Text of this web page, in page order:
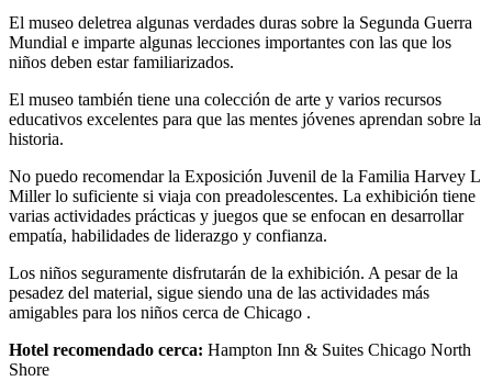
El museo deletrea algunas verdades duras sobre la Segunda Guerra
Mundial e imparte algunas lecciones importantes con las que los
niños deben estar familiarizados.
El museo también tiene una colección de arte y varios recursos
educativos excelentes para que las mentes jóvenes aprendan sobre la
historia.
No puedo recomendar la Exposición Juvenil de la Familia Harvey L
Miller lo suficiente si viaja con preadolescentes. La exhibición tiene
varias actividades prácticas y juegos que se enfocan en desarrollar
empatía, habilidades de liderazgo y confianza.
Los niños seguramente disfrutarán de la exhibición. A pesar de la
pesadez del material, sigue siendo una de las actividades más
amigables para los niños cerca de Chicago .
Hotel recomendado cerca: Hampton Inn & Suites Chicago North
Shore